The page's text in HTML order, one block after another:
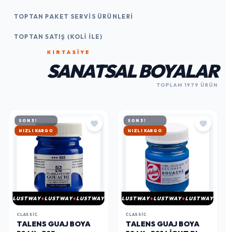
TOPTAN PAKET SERVIS ÜRÜNLERI
TOPTAN SATIŞ (KOLI İLE)
KIRTASİYE
SANATSAL BOYALAR
TOPLAM 1979 ÜRÜN
SON 3!
HIZLI KARGO
LUSTWAY LUSTWAY LUSTWAY
CLASSIC
TALENS GUAJ BOYA
SON 3!
HIZLI KARGO
LUSTWAY LUSTWAY LUSTWAY
CLASSIC
TALENS GUAJ BOYA